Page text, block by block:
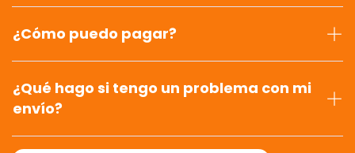
¿Cómo puedo pagar?
¿Qué hago si tengo un problema con mi
envío?